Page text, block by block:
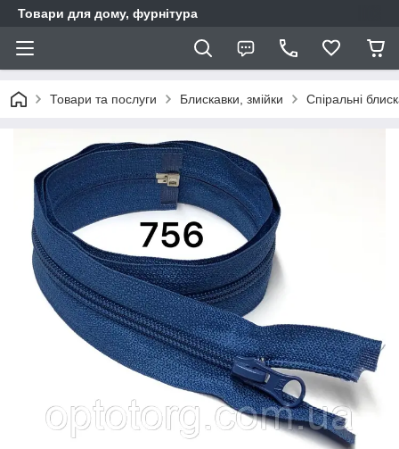
Товари для дому, фурнітура
Товари та послуги Блискавки, змійки Спіральні